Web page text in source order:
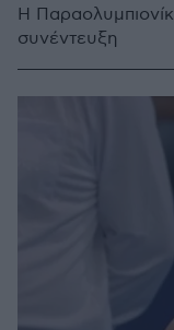
Η
συνέντευξη